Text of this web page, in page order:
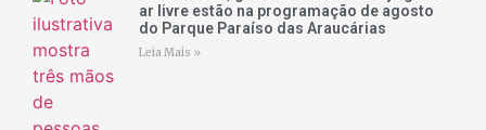
ar livre estão na programação de agosto
do Parque Paraíso das Araucárias
Leia Mais »